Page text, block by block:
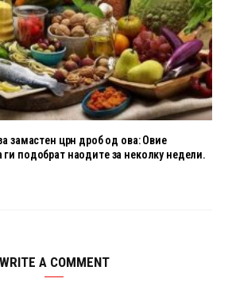
замастен црн дроб од ова: Овие
подобрат наодите за неколку недели.
WRITE A COMMENT